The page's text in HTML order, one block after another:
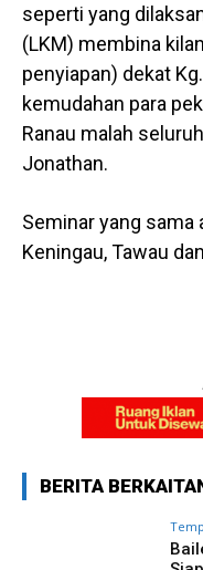
seperti yang
(LKM) membina
penyiapan) dekat
kemudahan para
Ranau malah
Jonathan.
Seminar yang sama
Keningau, Tawau
BERITA